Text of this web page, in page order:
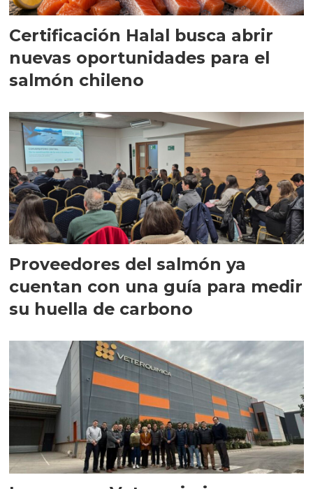
Certificación Halal busca abrir
nuevas oportunidades para el
salmón chileno
Proveedores del salmón ya
cuentan con una guía para medir
su huella de carbono